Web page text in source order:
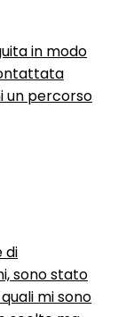
in modo
un percorso
di
sono stato
mi sono